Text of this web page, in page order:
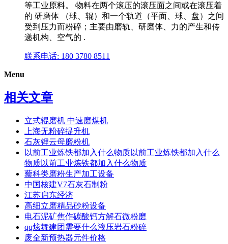
等工业原料。 物料在两个滚压的滚压面之间或在滚压着
的 研磨体 （球、辊）和一个轨道（平面、球、盘）之间
受到压力而粉碎；主要由磨轨、研磨体、力的产生和传
递机构、空气的 .
联系电话: 180 3780 8511
Menu
相关文章
立式辊磨机 中速磨煤机
上海无粉碎提升机
石灰锂云母磨粉机
以前工业炼铁都加入什么物质以前工业炼铁都加入什么
物质以前工业炼铁都加入什么物质
藜科类磨粉生产加工设备
中国核建V7石灰石制粉
江苏启东经济
高细立磨精品砂粉设备
电石泥矿焦作碳酸钙方解石微粉磨
qq炫舞建团需要什么液压岩石粉碎
废全新预热器元件价格